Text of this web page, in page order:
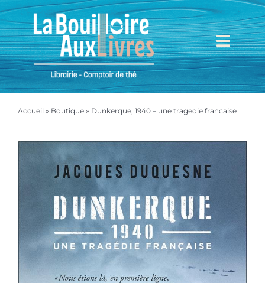
Passer
au
contenu
Accueil
Mieux nous connaître
Mon compte
Mon panier
Accueil » Boutique» Dunkerque, 1940 – une tragedie francaise